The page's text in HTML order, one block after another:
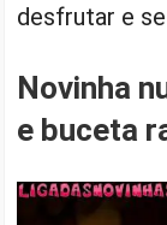
desfrutar e
Novinha
e buceta